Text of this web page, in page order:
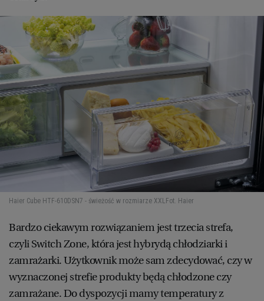
Haier Cube HTF-610DSN7 - świeżość w rozmiarze XXL Fot. Haier
Bardzo ciekawym rozwiązaniem jest trzecia strefa,
czyli Switch Zone, która jest hybrydą chłodziarki i
zamrażarki. Użytkownik może sam zdecydować, czy w
wyznaczonej strefie produkty będą chłodzone czy
zamrażane. Do dyspozycji mamy temperatury z